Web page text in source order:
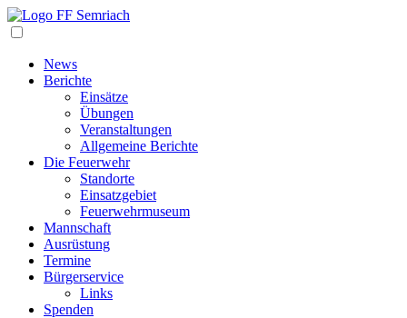
News
Berichte
Einsätze
Übungen
Veranstaltungen
Allgemeine Berichte
Die Feuerwehr
Standorte
Einsatzgebiet
Feuerwehrmuseum
Mannschaft
Ausrüstung
Termine
Bürgerservice
Links
Spenden